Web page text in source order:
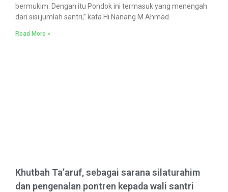
bermukim. Dengan itu Pondok ini termasuk yang menengah
dari sisi jumlah santri,” kata Hi Nanang M Ahmad.
Read More »
Khutbah Ta’aruf, sebagai sarana silaturahim
dan pengenalan pontren kepada wali santri